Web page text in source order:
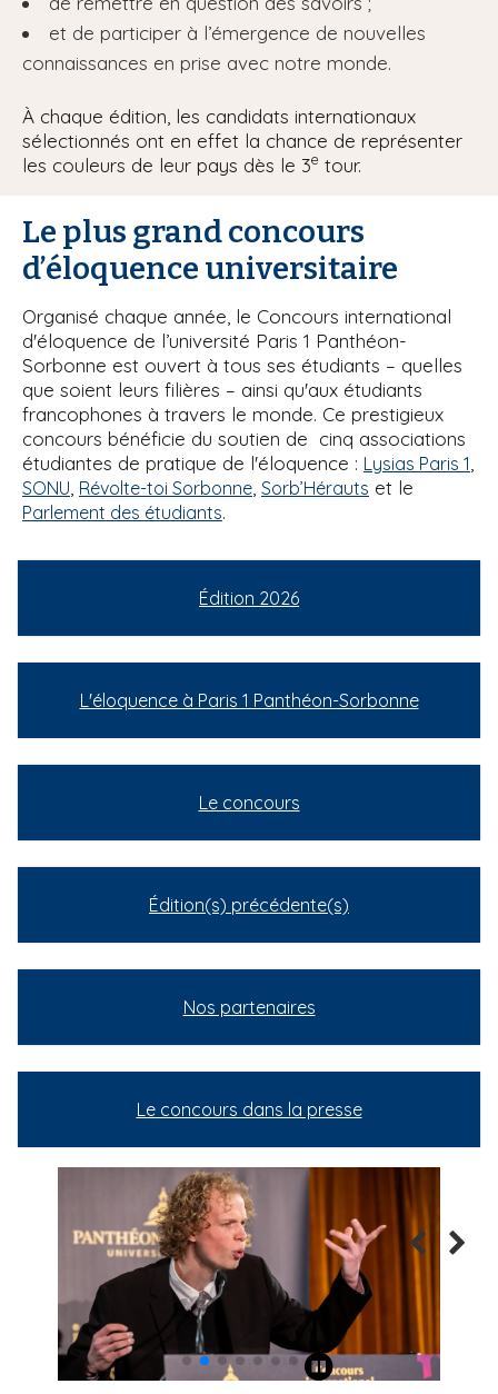
et de participer à l’émergence de nouvelles
connaissances en prise avec notre monde.
À chaque édition, les candidats internationaux
sélectionnés ont en effet la chance de représenter
les couleurs de leur pays dès le 3e tour.
Le plus grand concours
d’éloquence universitaire
Organisé chaque année, le Concours international
d'éloquence de l’université Paris 1 Panthéon-
Sorbonne est ouvert à tous ses étudiants – quelles
que soient leurs filières – ainsi qu'aux étudiants
francophones à travers le monde. Ce prestigieux
concours bénéficie du soutien de cinq associations
étudiantes de pratique de l'éloquence : Lysias Paris 1
SONU Révolte-toi Sorbonne Sorb’Hérauts et le
Parlement des étudiants.
Édition 2026
L'éloquence à Paris 1 Panthéon-Sorbonne
Le concours
Édition(s) précédente(s)
Nos partenaires
Le concours dans la presse